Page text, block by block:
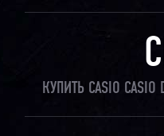
КУПИТЬ CASIO